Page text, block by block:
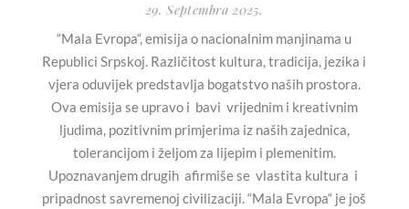
29. Septembra 2025.
“Mala Evropa“, emisija o nacionalnim manjinama u
Republici Srpskoj. Različitost kultura, tradicija, jezika i
vjera oduvijek predstavlja bogatstvo naših prostora.
Ova emisija se upravo i bavi vrijednim i kreativnim
ljudima, pozitivnim primjerima iz naših zajednica,
tolerancijom i željom za lijepim i plemenitim.
Upoznavanjem drugih afirmiše se vlastita kultura i
pripadnost savremenoj civilizaciji. “Mala Evropa“ je još